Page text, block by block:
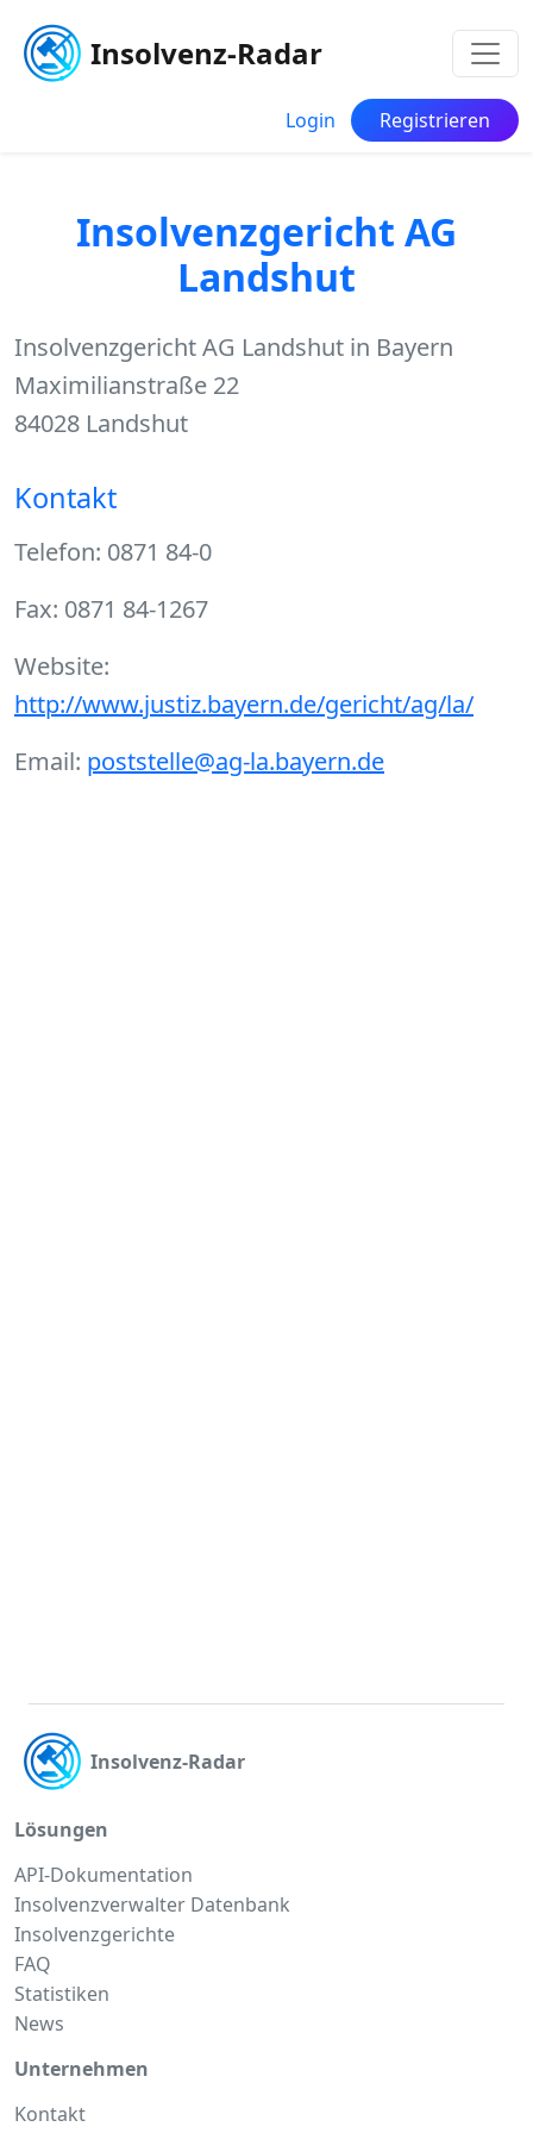
Insolvenz-Radar
Login Registrieren
Insolvenzgericht AG
Landshut
Insolvenzgericht AG Landshut in Bayern
Maximilianstraße 22
84028 Landshut
Kontakt
Telefon: 0871 84-0
Fax: 0871 84-1267
Website:
http://www.justiz.bayern.de/gericht/ag/la/
Email: poststelle@ag-la.bayern.de
Insolvenz-Radar
Lösungen
API-Dokumentation
Insolvenzverwalter Datenbank
Insolvenzgerichte
FAQ
Statistiken
News
Unternehmen
Kontakt